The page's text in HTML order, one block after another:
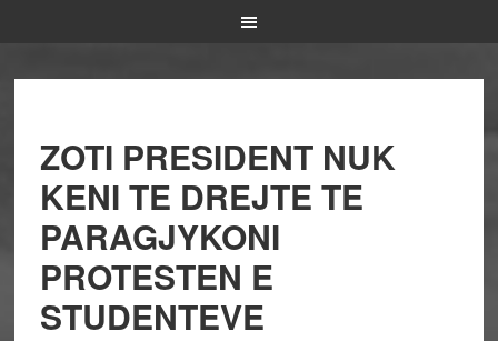
ZOTI PRESIDENT NUK
KENI TE DREJTE TE
PARAGJYKONI
PROTESTEN E
STUDENTEVE